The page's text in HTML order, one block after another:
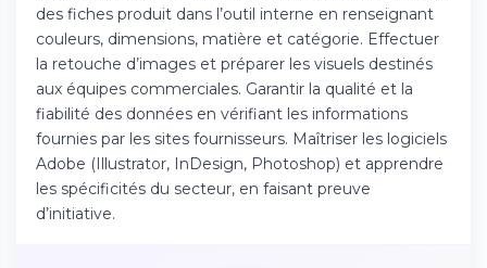
des fiches produit dans l’outil interne en renseignant
couleurs, dimensions, matière et catégorie. Effectuer
la retouche d’images et préparer les visuels destinés
aux équipes commerciales. Garantir la qualité et la
fiabilité des données en vérifiant les informations
fournies par les sites fournisseurs. Maîtriser les logiciels
Adobe (Illustrator, InDesign, Photoshop) et apprendre
les spécificités du secteur, en faisant preuve
d’initiative.
Continuer sur Android
Téléchargez l'app sur Google Play
Se connecter sur le web
Accédez à votre compte depuis votre